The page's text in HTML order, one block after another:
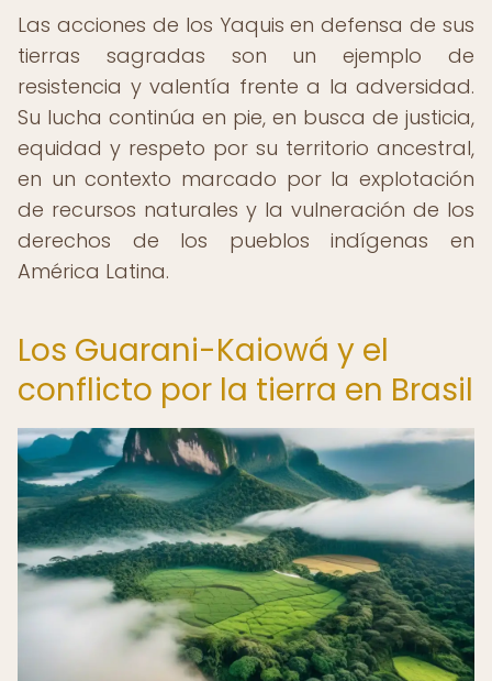
Las acciones de los Yaquis en defensa de sus
tierras sagradas son un ejemplo de
resistencia y valentía frente a la adversidad.
Su lucha continúa en pie, en busca de justicia,
equidad y respeto por su territorio ancestral,
en un contexto marcado por la explotación
de recursos naturales y la vulneración de los
derechos de los pueblos indígenas en
América Latina.
Los Guarani-Kaiowá y el
conflicto por la tierra en Brasil